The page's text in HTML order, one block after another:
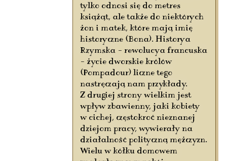
tylko odnosi się do metres
książąt, ale także do niektórych
żon i matek, które mają imię
historyczne (Bona). Historya
Rzymska – rewolucya francuska
– życie dworskie królów
(Pompadour) liczne tego
nastręczają nam przykłady.
Z drugiej strony wielkim jest
wpływ zbawienny, jaki kobiety
w cichej, częstokroć nieznanej
dziejom pracy, wywierały na
działalność polityczną mężczyzn.
Wielu w kółku domowem